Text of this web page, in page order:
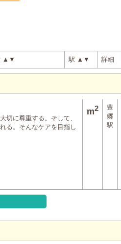
▲ ▼ 駅 ▲ ▼ 詳細
切に尊重する。そして、
る。そんなケアを目指し
m2
豊
郷
駅